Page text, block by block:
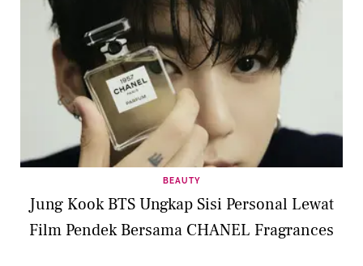
BEAUTY
Jung Kook BTS Ungkap Sisi Personal Lewat
Film Pendek Bersama CHANEL Fragrances